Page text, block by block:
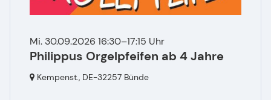
Mi. 30.09.2026 16:30–17:15 Uhr
Philippus Orgelpfeifen ab 4 Jahre
Kempenst., DE-32257 Bünde